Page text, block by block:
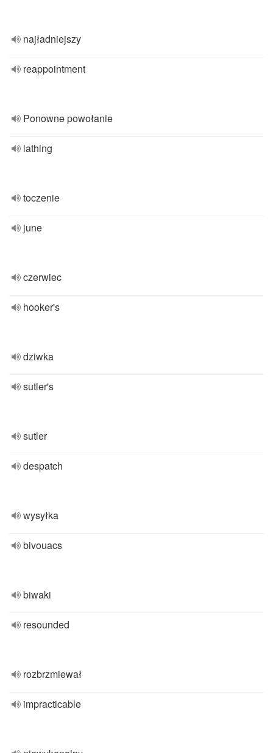
najładniejszy
reappointment
Ponowne powołanie
lathing
toczenie
june
czerwiec
hooker's
dziwka
sutler's
sutler
despatch
wysyłka
bivouacs
biwaki
resounded
rozbrzmiewał
impracticable